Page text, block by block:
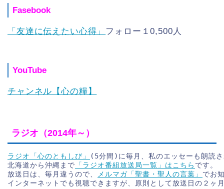
Fasebook
「友達に伝えたい心得」 フォロー１0,500人
YouTube
チャンネル【心の糧】
ラジオ（2014年～）
ラジオ「心のともしび」
(5分間)に毎月、私のエッセーも朗読
北海道から沖縄まで 「ラジオ番組放送局一覧」はこちら です。
放送日は、毎月違うので、
メルマガ「聖書・聖人の言葉」 でお
インターネットでも視聴できますが、原則として放送日の２ヶ